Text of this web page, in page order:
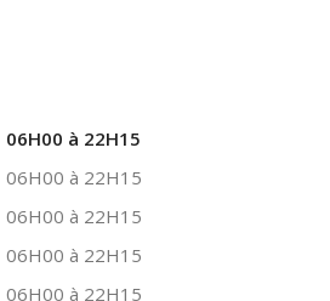
06H00 à 22H15
06H00 à 22H15
06H00 à 22H15
06H00 à 22H15
06H00 à 22H15